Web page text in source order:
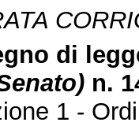
di
n.
1 -